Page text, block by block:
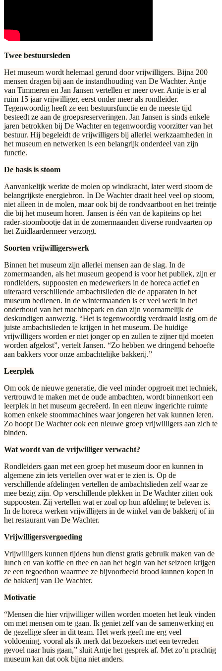
Twee bestuursleden
Het museum wordt helemaal gerund door vrijwilligers. Bijna 200
mensen dragen bij aan de instandhouding van De Wachter. Antje
van Timmeren en Jan Jansen vertellen er meer over. Antje is er al
ruim 15 jaar vrijwilliger, eerst onder meer als rondleider.
Tegenwoordig heeft ze een bestuursfunctie en de meeste tijd
besteedt ze aan de groepsreserveringen. Jan Jansen is sinds enkele
jaren betrokken bij De Wachter en tegenwoordig voorzitter van het
bestuur. Hij begeleidt de vrijwilligers bij allerlei werkzaamheden in
het museum en netwerken is een belangrijk onderdeel van zijn
functie.
De basis is stoom
Aanvankelijk werkte de molen op windkracht, later werd stoom de
belangrijkste energiebron. In De Wachter draait heel veel op stoom,
niet alleen in de molen, maar ook bij de rondvaartboot en het treintje
die bij het museum horen. Jansen is één van de kapiteins op het
rader-stoombootje dat in de zomermaanden diverse rondvaarten op
het Zuidlaardermeer verzorgt.
Soorten vrijwilligerswerk
Binnen het museum zijn allerlei mensen aan de slag. In de
zomermaanden, als het museum geopend is voor het publiek, zijn er
rondleiders, suppoosten en medewerkers in de horeca actief en
uiteraard verschillende ambachtslieden die de apparaten in het
museum bedienen. In de wintermaanden is er veel werk in het
onderhoud van het machinepark en dan zijn voornamelijk de
deskundigen aanwezig. “Het is tegenwoordig verdraaid lastig om de
juiste ambachtslieden te krijgen in het museum. De huidige
vrijwilligers worden er niet jonger op en zullen te zijner tijd moeten
worden afgelost”, vertelt Jansen. “Zo hebben we dringend behoefte
aan bakkers voor onze ambachtelijke bakkerij.”
Leerplek
Om ook de nieuwe generatie, die veel minder opgroeit met techniek,
vertrouwd te maken met de oude ambachten, wordt binnenkort een
leerplek in het museum gecreëerd. In een nieuw ingerichte ruimte
komen enkele stoommachines waar jongeren het vak kunnen leren.
Zo hoopt De Wachter ook een nieuwe groep vrijwilligers aan zich te
binden.
Wat wordt van de vrijwilliger verwacht?
Rondleiders gaan met een groep het museum door en kunnen in
algemene zin iets vertellen over wat er te zien is. Op de
verschillende afdelingen vertellen de ambachtslieden zelf waar ze
mee bezig zijn. Op verschillende plekken in De Wachter zitten ook
suppoosten. Zij vertellen wat er zoal op hun afdeling te beleven is.
In de horeca werken vrijwilligers in de winkel van de bakkerij of in
het restaurant van De Wachter.
Vrijwilligersvergoeding
Vrijwilligers kunnen tijdens hun dienst gratis gebruik maken van de
lunch en van koffie en thee en aan het begin van het seizoen krijgen
ze een tegoedbon waarmee ze bijvoorbeeld brood kunnen kopen in
de bakkerij van De Wachter.
Motivatie
“Mensen die hier vrijwilliger willen worden moeten het leuk vinden
om met mensen om te gaan. Ik geniet zelf van de samenwerking en
de gezellige sfeer in dit team. Het werk geeft me erg veel
voldoening, vooral als ik merk dat bezoekers met een tevreden
gevoel naar huis gaan,” sluit Antje het gesprek af. Met zo’n prachtig
museum kan dat ook bijna niet anders.